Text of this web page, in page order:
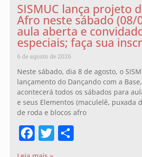
SISMUC lança projeto
Afro neste sábado (08/
aula aberta e
especiais; faça sua
6 de agosto de 2026
Neste sábado, dia 8 de agosto, o
lançamento do Dançando com a
acontecerá todos os sábados para
e seus Elementos (maculelê, puxada
de roda e blocos afro
Facebook
Twitter